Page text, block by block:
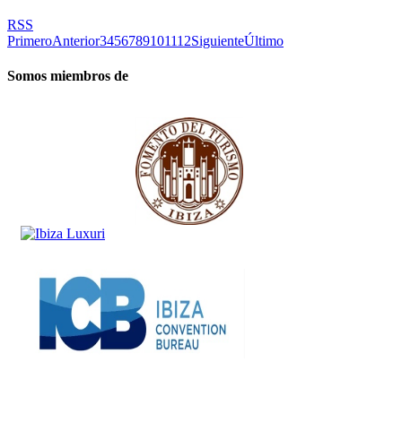
RSS
PrimeroAnterior3456789101112SiguienteÚltimo
Somos miembros de